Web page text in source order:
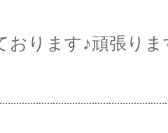
おります♪頑張りま